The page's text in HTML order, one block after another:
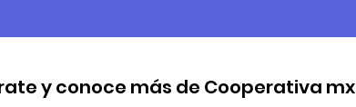
y conoce más de Cooperativa mx